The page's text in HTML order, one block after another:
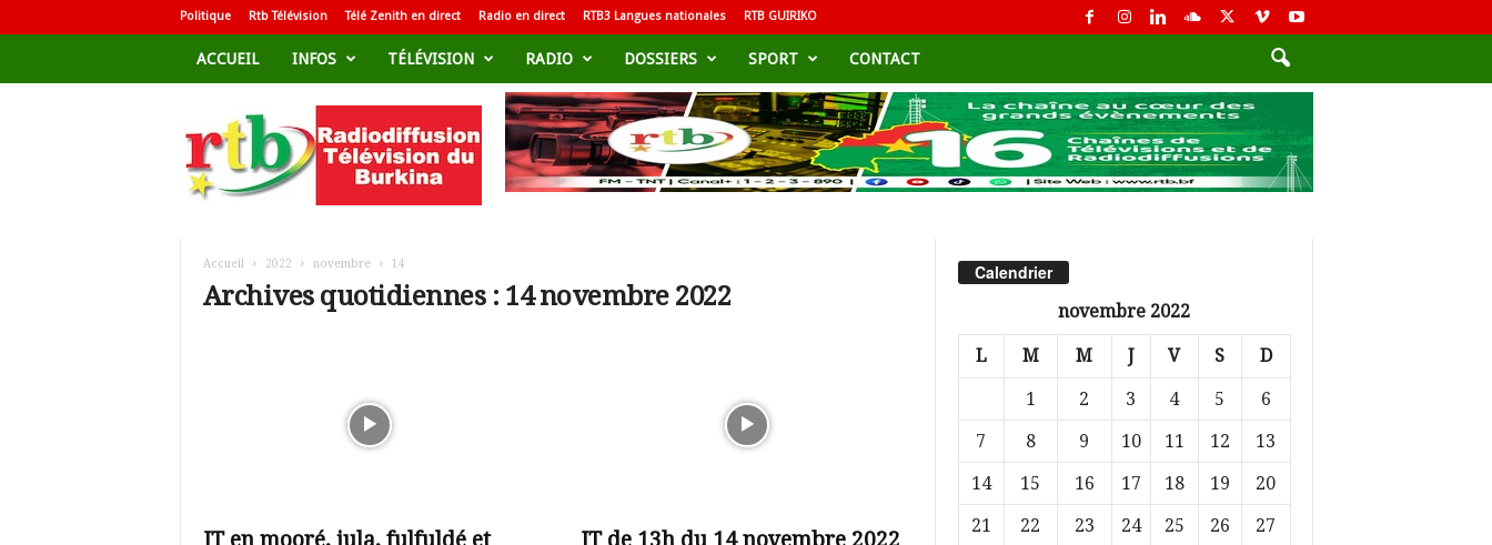
Politique Rtb Télévision Télé Zenith en direct Radio en direct RTB3 Langues nationales RTB GUIRIKO
ACCUEIL INFOS TÉLÉVISION RADIO DOSSIERS SPORT CONTACT
d
i
Accueil 2022 novembre 14
Archives quotidiennes : 14 novembre 2022
Calendrier
novembre 2022
L M M J V S D
1 2 3 4 5
6
7
8 9 10 11 12
13
14
15 16 17 18 19
20
21
22 23 24 25 26
27